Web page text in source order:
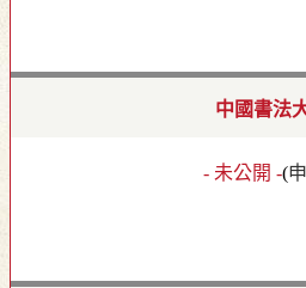
中國書法
- 未公開 -(